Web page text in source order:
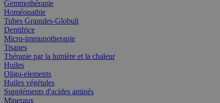
Gemmothérapie
Homéopathie
Tubes Granules-Globuli
Dentifrice
Micro-immunotherapie
Tisanes
Thérapie par la lumière et la chaleur
Huiles
Oligo-elements
Huiles végétales
Suppléments d'acides aminés
Mineraux